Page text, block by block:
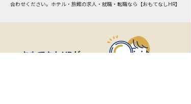
合わせください。ホテル・旅館の求人・就職・転職なら【おもてなしHR】
おもてなしHRが